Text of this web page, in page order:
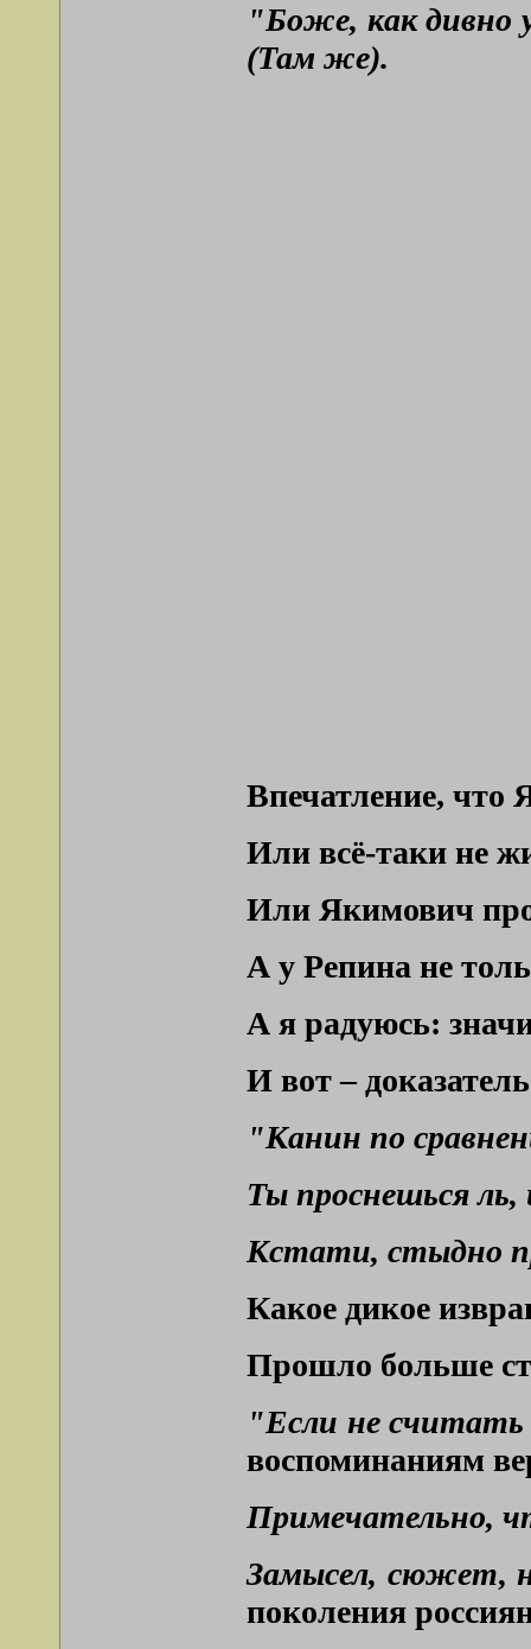
"Бoжe, кaк дивнo
(Там же).
Впечатление, что
Или всё-таки не
Или Якимович
А у Репина не
А я радуюсь:
И вот –
"Кaнин пo
Ты пpocнeшьcя ль,
Кcтaти, cтыднo
Какое дикое
Прошло больше
"Если не считать
воспоминаниям
Примечательно,
Замысел, сюжет,
поколения